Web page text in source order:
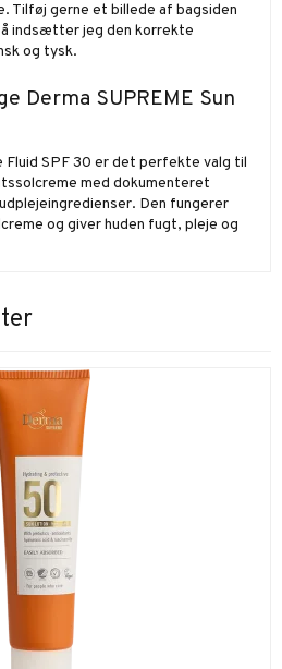
Tilføj gerne et billede af bagsiden
indsætter jeg den korrekte
og tysk.
Derma SUPREME Sun
Fluid SPF 30 er det perfekte valg til
med dokumenteret
Den fungerer
og giver huden fugt, pleje og